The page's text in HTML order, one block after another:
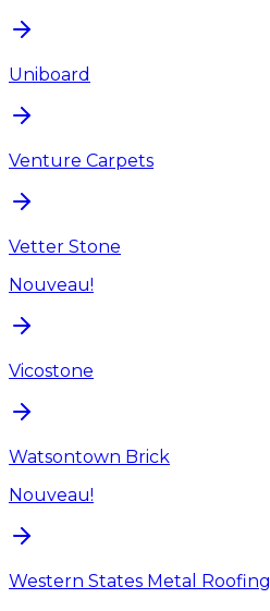
Uniboard
Venture Carpets
Vetter Stone
Nouveau!
Vicostone
Watsontown Brick
Nouveau!
Western States Metal Roofing